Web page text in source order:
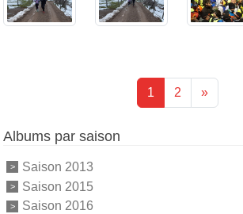
1 2 »
Albums par saison
Saison 2013
Saison 2015
Saison 2016